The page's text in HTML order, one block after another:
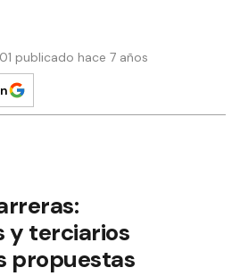
publicado hace 7 años
y terciarios
propuestas